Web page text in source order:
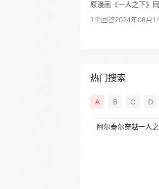
原漫画《一人之下》
1个回答2024年08月
热门搜索
A B C D
阿尔泰尔穿越一人